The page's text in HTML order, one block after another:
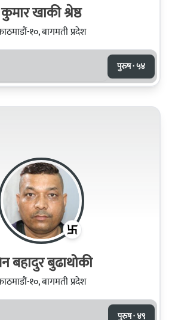
कुमार खाकी श्रेष्ठ
१०, बागमती प्रदेश
पुरुष · ५४
बहादुर बुढाथोकी
१०, बागमती प्रदेश
पुरुष · ४९